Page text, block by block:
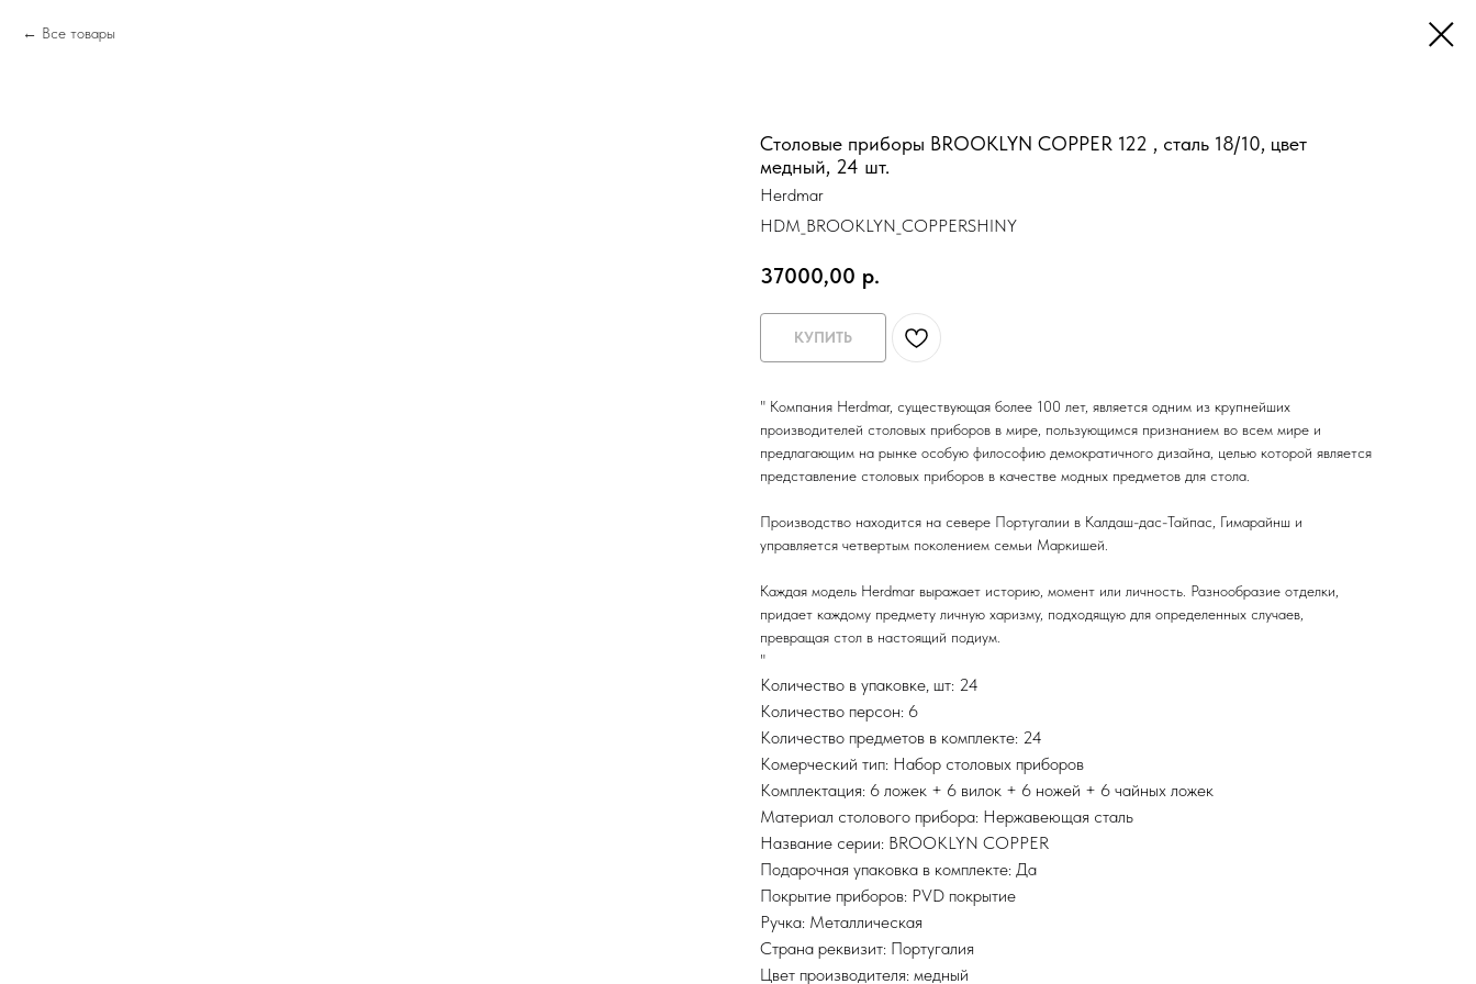
Все товары
Cтоловые приборы BROOKLYN COPPER 122 , сталь 18/10, цвет
медный, 24 шт.
Herdmar
HDM_BROOKLYN_COPPERSHINY
37000,00 р.
КУПИТЬ
" Компания Herdmar, существующая более 100 лет, является одним из крупнейших
производителей столовых приборов в мире, пользующимся признанием во всем мире и
предлагающим на рынке особую философию демократичного дизайна, целью которой является
представление столовых приборов в качестве модных предметов для стола.
Производство находится на севере Португалии в Калдаш-дас-Тайпас, Гимарайнш и
управляется четвертым поколением семьи Маркишей.
Каждая модель Herdmar выражает историю, момент или личность. Разнообразие отделки,
придает каждому предмету личную харизму, подходящую для определенных случаев,
превращая стол в настоящий подиум.
"
Количество в упаковке, шт: 24
Количество персон: 6
Количество предметов в комплекте: 24
Комерческий тип: Набор столовых приборов
Комплектация: 6 ложек + 6 вилок + 6 ножей + 6 чайных ложек
Материал столового прибора: Нержавеющая сталь
Название серии: BROOKLYN COPPER
Подарочная упаковка в комплекте: Да
Покрытие приборов: PVD покрытие
Ручка: Металлическая
Страна реквизит: Португалия
Цвет производителя: медный